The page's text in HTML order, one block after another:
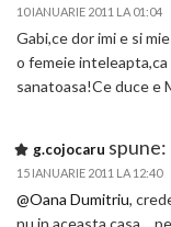
10 IANUARIE 2011 LA 01:04
Gabi,ce dor imi e si
o femeie
sanatoasa!Ce duce e
g.cojocaru spune:
15 IANUARIE 2011 LA 12:40
@Oana Dumitriu,
nu in aceasta casa…